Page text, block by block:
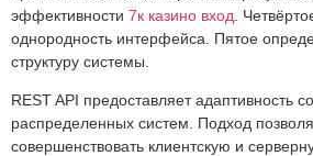
эффективности 7к казино вход .
однородность интерфейса. Пятое
структуру системы.
REST API предоставляет адаптивность
распределенных систем. Подход
совершенствовать клиентскую и